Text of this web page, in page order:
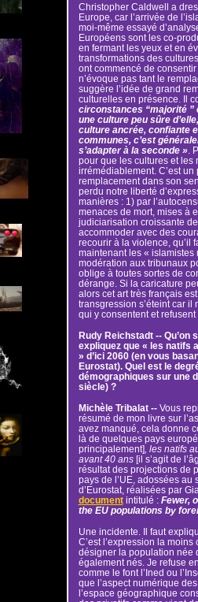
Christopher Caldwell a
Europe, car l’arrivée de
moi-même essayé
Européens sont les co-
en fermant les yeux et en
transformations des
ont commencé de
n’évoque pas tant le
suggère l’idée de grand
culturelles en présence. Il
circonstances “majorité ”
une culture peu sûre
culture ancrée, confiante
communes, c’est
s’adapter à la seconde ».
pour que les cultures et les
irrémédiablement. C’est un
remplacement dans son
perdu notre liberté
manières : 1) par
menaces de mort, mises à
judiciarisation croissante
accommoder avec des
recourir à la violence, qu’il
maintenant les « islamistes
modération aux tribunaux
oblige à toutes sortes de
dérange. Si la caricature
alors cet art très français
transgression s’éteint car il
qui y consentent et
Rudy Reichstadt -- Qu’on
expliquez que « les natifs
» d’ici 2060 (en vous
Eurostat). Quel est le
démographiques sur une
siècle) ?
Michèle Tribalat --Vous
résumé de mon livre sur
avez manqué, cela donne
là de quelques pays
principalement], les natifs
avant 40 ans[il s’agit de
résultat des projections de
pays de l’UE, adossées
d’Eurostat, réalisées par
documentintitulé : Fewer,
the EU populations by
Une incidente. Il faut
C’est l’expression la
désigner la population née
également nés. Je refuse
comme le font l’Ined ou
que l’aspect numérique
l’espace géographique